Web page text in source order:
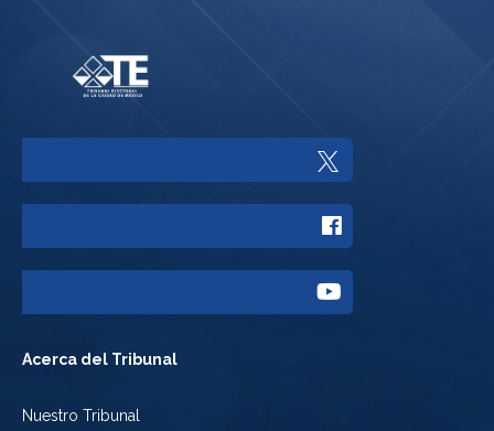
Twitter
Facebook
Acerca del Tribunal
Nuestro Tribunal